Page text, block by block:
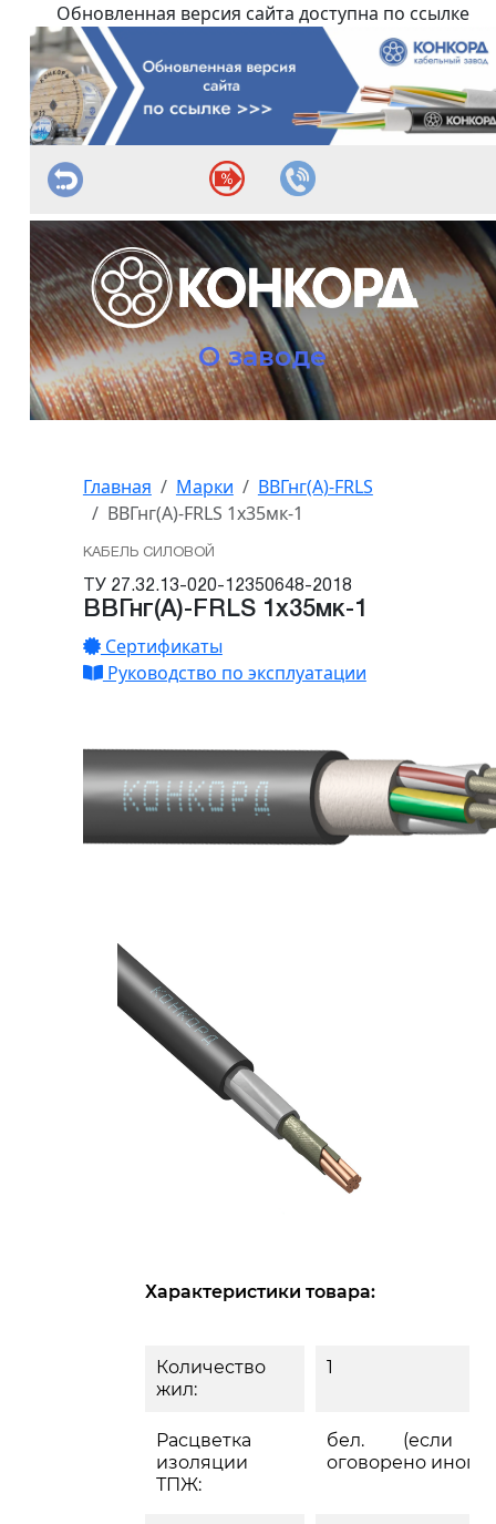
Обновленная версия сайта доступна по ссылке
О заводе
Главная Марки
ВВГнг(А)-FRLS
ВВГнг(А)-FRLS 1х35мк-1
КАБЕЛЬ СИЛОВОЙ
ТУ 27.32.13-020-12350648-2018
ВВГнг(А)-FRLS 1х35мк-1
Сертификаты
Руководство по эксплуатации
Характеристики товара:
Количество
жил:
1
Расцветка
изоляции
ТПЖ:
бел. (если
оговорено иного)